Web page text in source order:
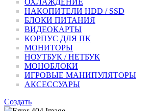
НАКОПИТЕЛИ HDD / SSD
БЛОКИ ПИТАНИЯ
ВИДЕОКАРТЫ
КОРПУС ДЛЯ ПК
МОНИТОРЫ
НОУТБУК / НЕТБУК
МОНОБЛОКИ
ИГРОВЫЕ МАНИПУЛЯТОРЫ
АКСЕССУАРЫ
Создать